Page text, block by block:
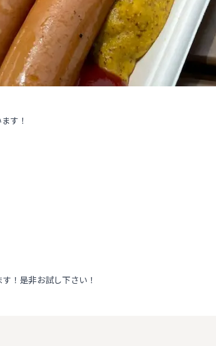
す！
！是非お試し下さい！